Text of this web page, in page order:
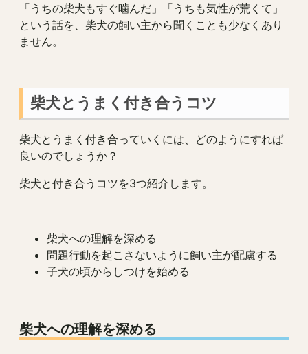
「うちの柴犬もすぐ噛んだ」「うちも気性が荒くて」
という話を、柴犬の飼い主から聞くことも少なくあり
ません。
柴犬とうまく付き合うコツ
柴犬とうまく付き合っていくには、どのようにすれば
良いのでしょうか？
柴犬と付き合うコツを3つ紹介します。
柴犬への理解を深める
問題行動を起こさないように飼い主が配慮する
子犬の頃からしつけを始める
柴犬への理解を深める